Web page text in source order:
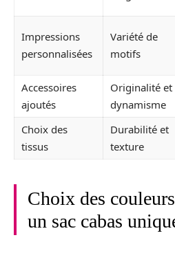
Impressions
personnalisées
Variété de
motifs
Accessoires
ajoutés
Originalité et
dynamisme
Choix des
tissus
Durabilité et
texture
Choix des
un sac cabas